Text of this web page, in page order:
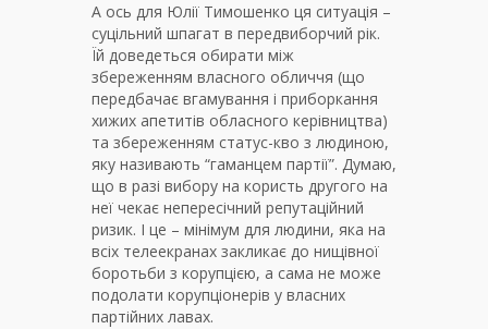
А ось для Юлії Тимошенко ця ситуація –
суцільний шпагат в передвиборчий рік.
Їй доведеться обирати між
збереженням власного обличчя (що
передбачає вгамування і приборкання
хижих апетитів обласного керівництва)
та збереженням статус-кво з людиною,
яку називають “гаманцем партії”. Думаю,
що в разі вибору на користь другого на
неї чекає непересічний репутаційний
ризик. І це – мінімум для людини, яка на
всіх телеекранах закликає до нищівної
боротьби з корупцією, а сама не може
подолати корупціонерів у власних
партійних лавах.